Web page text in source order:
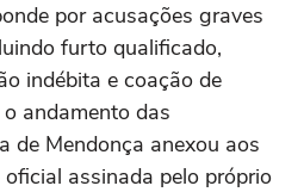
por acusações graves
furto qualificado,
indébita e coação de
andamento das
de Mendonça anexou aos
assinada pelo próprio